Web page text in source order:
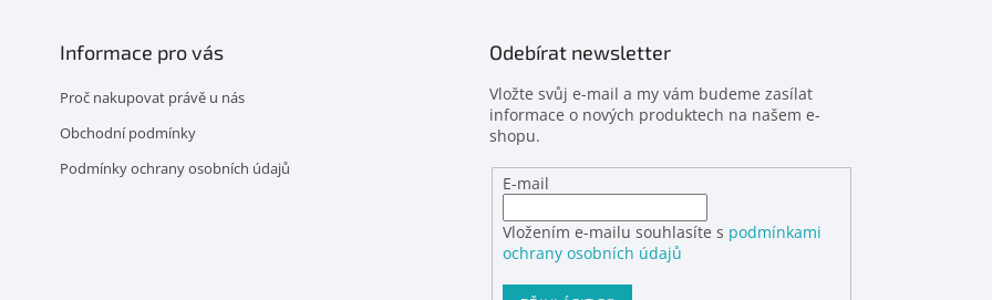
Informace pro vás
Proč nakupovat právě u nás
Obchodní podmínky
Podmínky ochrany osobních údajů
Odebírat newsletter
Vložte svůj e-mail a my vám budeme zasílat
informace o nových produktech na našem e-
shopu.
E-mail
Vložením e-mailu souhlasíte s podmínkami
ochrany osobních údajů